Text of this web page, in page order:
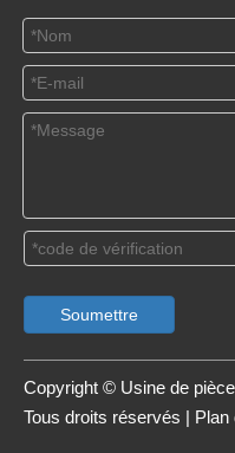
Soumettre
Copyright © Usine de
Tous droits réservés | Plan